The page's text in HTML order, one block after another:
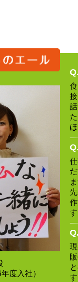
度入社）
Q.
Q.
Q.